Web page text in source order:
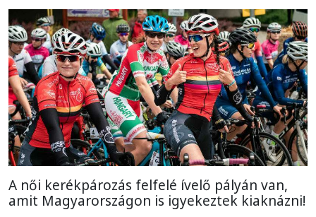
A női kerékpározás felfelé ívelő pályán van,
amit Magyarországon is igyekeztek kiaknázni!